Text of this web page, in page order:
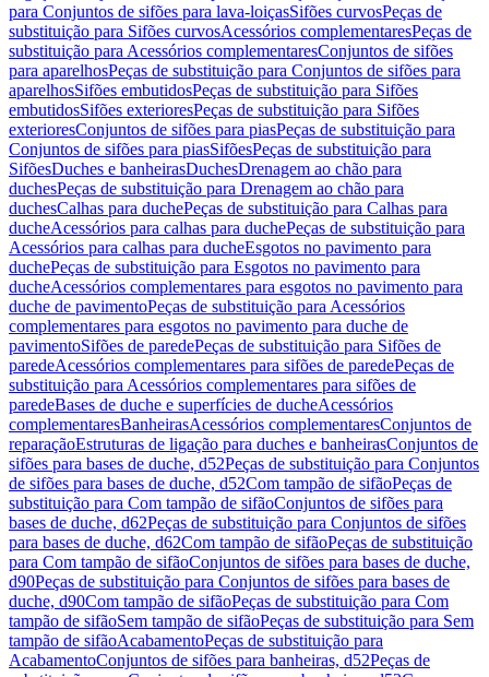
para Conjuntos de sifões para lava-loiçasSifões curvosPeças de
substituição para Sifões curvosAcessórios complementaresPeças de
substituição para Acessórios complementaresConjuntos de sifões
para aparelhosPeças de substituição para Conjuntos de sifões para
aparelhosSifões embutidosPeças de substituição para Sifões
embutidosSifões exterioresPeças de substituição para Sifões
exterioresConjuntos de sifões para piasPeças de substituição para
Conjuntos de sifões para piasSifõesPeças de substituição para
SifõesDuches e banheirasDuchesDrenagem ao chão para
duchesPeças de substituição para Drenagem ao chão para
duchesCalhas para duchePeças de substituição para Calhas para
ducheAcessórios para calhas para duchePeças de substituição para
Acessórios para calhas para ducheEsgotos no pavimento para
duchePeças de substituição para Esgotos no pavimento para
ducheAcessórios complementares para esgotos no pavimento para
duche de pavimentoPeças de substituição para Acessórios
complementares para esgotos no pavimento para duche de
pavimentoSifões de paredePeças de substituição para Sifões de
paredeAcessórios complementares para sifões de paredePeças de
substituição para Acessórios complementares para sifões de
paredeBases de duche e superfícies de ducheAcessórios
complementaresBanheirasAcessórios complementaresConjuntos de
reparaçãoEstruturas de ligação para duches e banheirasConjuntos de
sifões para bases de duche, d52Peças de substituição para Conjuntos
de sifões para bases de duche, d52Com tampão de sifãoPeças de
substituição para Com tampão de sifãoConjuntos de sifões para
bases de duche, d62Peças de substituição para Conjuntos de sifões
para bases de duche, d62Com tampão de sifãoPeças de substituição
para Com tampão de sifãoConjuntos de sifões para bases de duche,
d90Peças de substituição para Conjuntos de sifões para bases de
duche, d90Com tampão de sifãoPeças de substituição para Com
tampão de sifãoSem tampão de sifãoPeças de substituição para Sem
tampão de sifãoAcabamentoPeças de substituição para
AcabamentoConjuntos de sifões para banheiras, d52Peças de